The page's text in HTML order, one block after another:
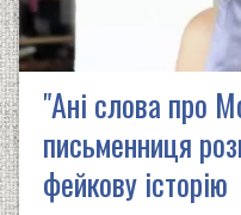
"Ані слова про
письменниця
фейкову історію